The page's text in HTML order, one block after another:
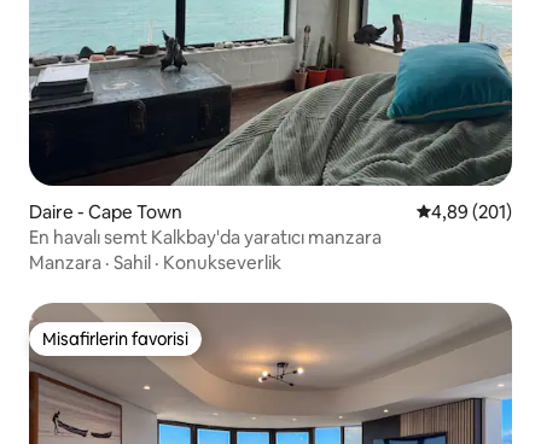
Daire - Cape Town 5 üzerinden
4,89 (201)
En havalı semt Kalkbay'da yaratıcı manzara
Manzara · Sahil · Konukseverlik
Misafirlerin favorisi
Misafirlerin favorisi